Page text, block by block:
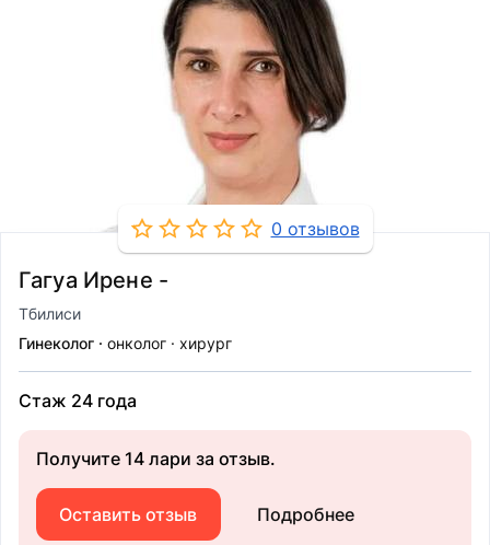
0 отзывов
Гагуа Ирене -
Тбилиси
Гинеколог
онколог хирург
Стаж 24 года
Получите 14 лари за отзыв.
Оставить отзыв Подробнее